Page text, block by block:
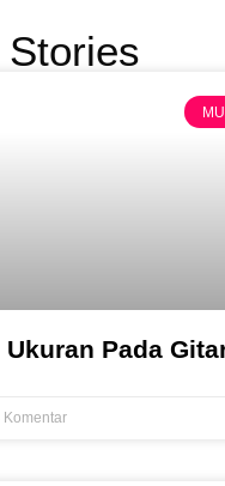
Ukuran Pada
Komentar